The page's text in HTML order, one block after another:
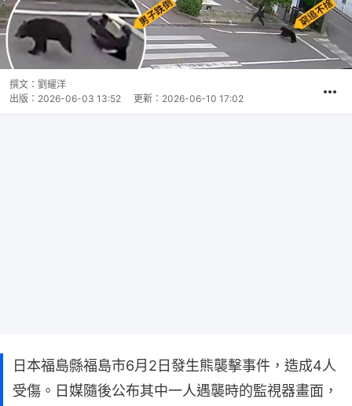
撰文： 劉耀洋
出版： 2026-06-03 13:52 更新： 2026-06-10 17:02
日本福島縣福島市6月2日發生熊襲擊事件，造成4人
受傷。日媒隨後公布其中一人遇襲時的監視器畫面，